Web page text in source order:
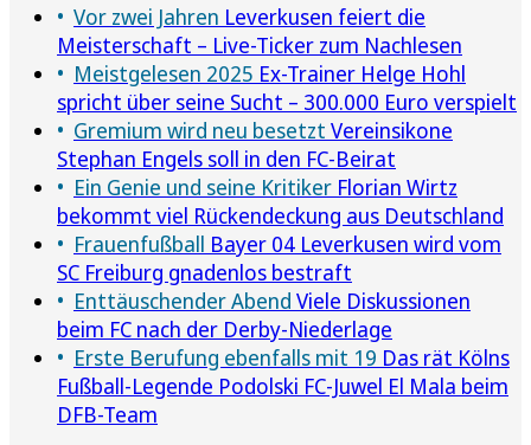
Vor zwei Jahren Leverkusen feiert die
Meisterschaft – Live-Ticker zum Nachlesen
Meistgelesen 2025 Ex-Trainer Helge Hohl
spricht über seine Sucht – 300.000 Euro verspielt
Gremium wird neu besetzt Vereinsikone
Stephan Engels soll in den FC-Beirat
Ein Genie und seine Kritiker Florian Wirtz
bekommt viel Rückendeckung aus Deutschland
Frauenfußball Bayer 04 Leverkusen wird vom
SC Freiburg gnadenlos bestraft
Enttäuschender Abend Viele Diskussionen
beim FC nach der Derby-Niederlage
Erste Berufung ebenfalls mit 19 Das rät Kölns
Fußball-Legende Podolski FC-Juwel El Mala beim
DFB-Team